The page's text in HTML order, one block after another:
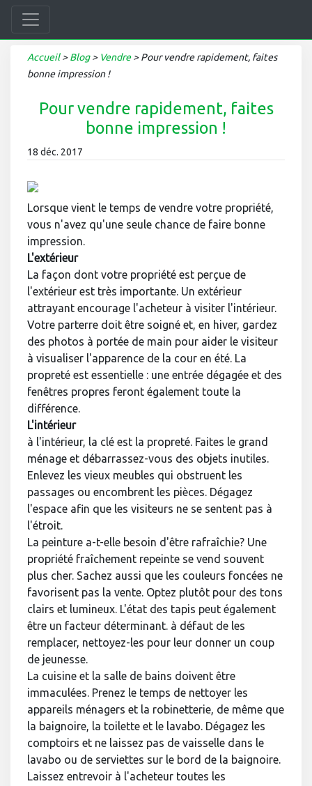
Accueil >Blog > Vendre >Pour vendre rapidement, faites
bonne impression !
Pour vendre rapidement, faites
bonne impression !
18 déc. 2017
Lorsque vient le temps de vendre votre propriété,
vous n'avez qu'une seule chance de faire bonne
impression.
L'extérieur
La façon dont votre propriété est perçue de
l'extérieur est très importante. Un extérieur
attrayant encourage l'acheteur à visiter l'intérieur.
Votre parterre doit être soigné et, en hiver, gardez
des photos à portée de main pour aider le visiteur
à visualiser l'apparence de la cour en été. La
propreté est essentielle : une entrée dégagée et des
fenêtres propres feront également toute la
différence.
L'intérieur
à l'intérieur, la clé est la propreté. Faites le grand
ménage et débarrassez-vous des objets inutiles.
Enlevez les vieux meubles qui obstruent les
passages ou encombrent les pièces. Dégagez
l'espace afin que les visiteurs ne se sentent pas à
l'étroit.
La peinture a-t-elle besoin d'être rafraîchie? Une
propriété fraîchement repeinte se vend souvent
plus cher. Sachez aussi que les couleurs foncées ne
favorisent pas la vente. Optez plutôt pour des tons
clairs et lumineux. L'état des tapis peut également
être un facteur déterminant. à défaut de les
remplacer, nettoyez-les pour leur donner un coup
de jeunesse.
La cuisine et la salle de bains doivent être
immaculées. Prenez le temps de nettoyer les
appareils ménagers et la robinetterie, de même que
la baignoire, la toilette et le lavabo. Dégagez les
comptoirs et ne laissez pas de vaisselle dans le
lavabo ou de serviettes sur le bord de la baignoire.
Laissez entrevoir à l'acheteur toutes les